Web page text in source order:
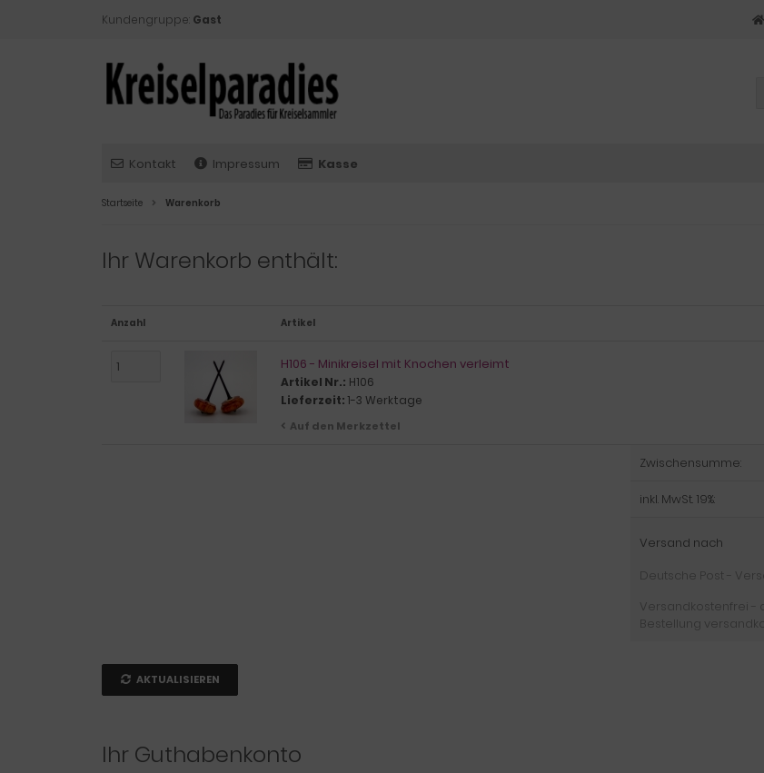
Kundengruppe: Gast
Kontakt Impressum Kasse
Startseite Warenkorb
Ihr Warenkorb enthält:
Anzahl Artikel
H106 - Minikreisel mit Knochen verleimt
Artikel Nr.: H106
Lieferzeit: 1-3 Werktage
Auf den Merkzettel
Zwischensumme:
inkl. MwSt. 19%:
Versand nach
Deutsche Post -
Versandkostenfrei -
Bestellung
AKTUALISIEREN
Ihr Guthabenkonto